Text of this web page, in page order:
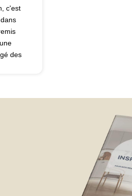
c'est
des
j'ai
ait